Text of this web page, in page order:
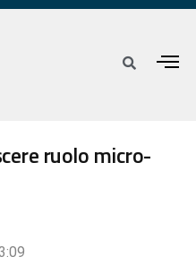
ruolo micro-